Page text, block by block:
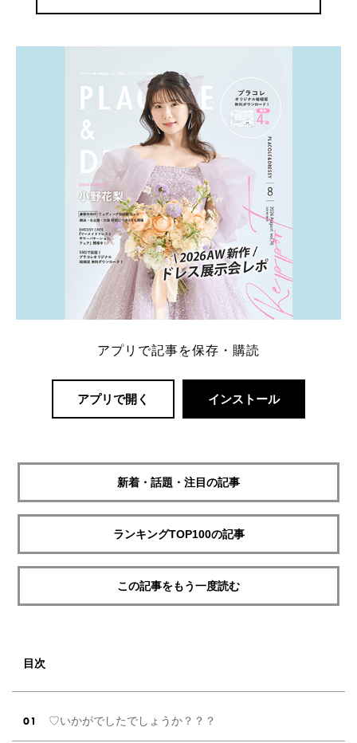
アプリで記事を保存・購読
アプリで開く インストール
新着・話題・注目の記事
ランキングTOP100の記事
この記事をもう一度読む
目次
♡いかがでしたでしょうか？？？